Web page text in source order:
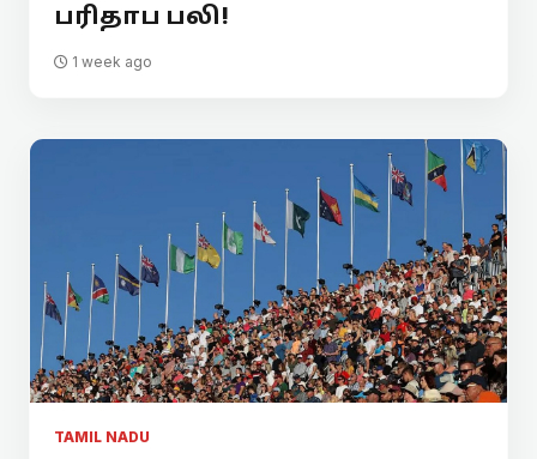
பரிதாப பலி!
1 week ago
TAMIL NADU